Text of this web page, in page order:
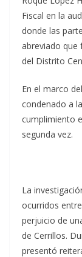
Fiscal en la
donde las
abreviado que
del Distrito
En el marco
condenado a
cumplimiento
segunda vez.
La
ocurridos
perjuicio de
de Cerrillos.
presentó